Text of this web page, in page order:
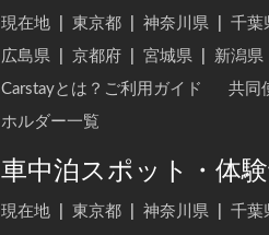
現在地 東京都 神奈川県 千葉
広島県
京都府 宮城県 新潟県
Carstayとは？ご利用ガイド
共同
ホルダー一覧
車中泊スポット・体
現在地 東京都 神奈川県 千葉